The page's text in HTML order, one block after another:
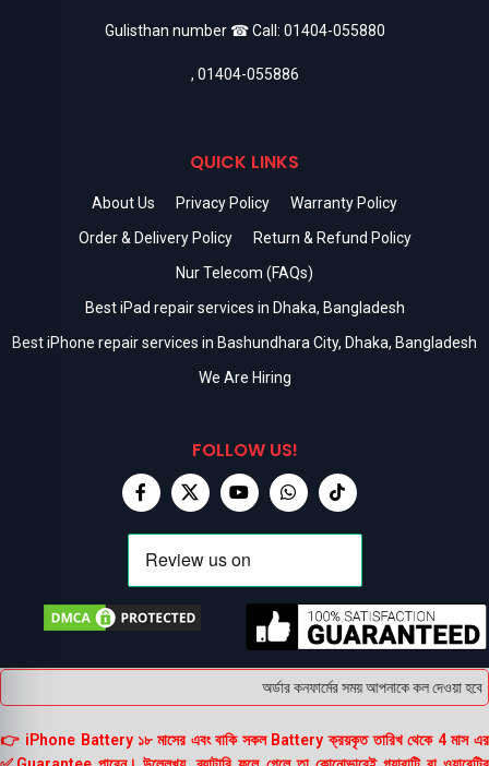
Gulisthan number ☎ Call: 01404-055880
, 01404-055886
QUICK LINKS
About Us Privacy Policy
Warranty Policy
Order & Delivery Policy
Return & Refund Policy
Nur Telecom (FAQs)
Best iPad repair services in Dhaka, Bangladesh
Best iPhone repair services in Bashundhara City, Dhaka, Bangladesh
We Are Hiring
FOLLOW US!
অর্ডার কনফার্মের সময় আপনাকে কল দেওয়া
👉 iPhone Battery ১৮ মাসের এবং বাকি সকল Battery ক্রয়কৃত তারিখ থেকে 4 মাস এর